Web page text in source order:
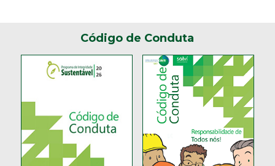
Código de Conduta